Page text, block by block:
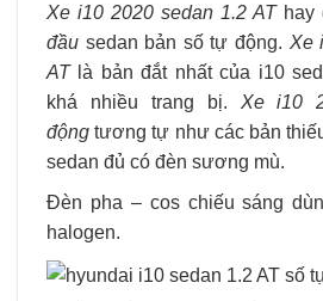
Xe i10 2020 sedan 1.2 AThay
đầu sedan bản số tự động. Xe
AT là bản đắt nhất của i10
khá nhiều trang bị. Xe i10
độngtương tự như các bản
sedan đủ có đèn sương mù.
Đèn pha – cos chiếu sáng
halogen.